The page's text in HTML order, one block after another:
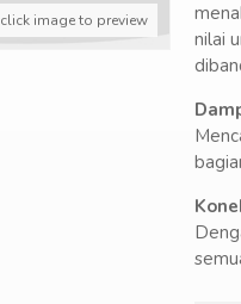
click image to preview
nilai